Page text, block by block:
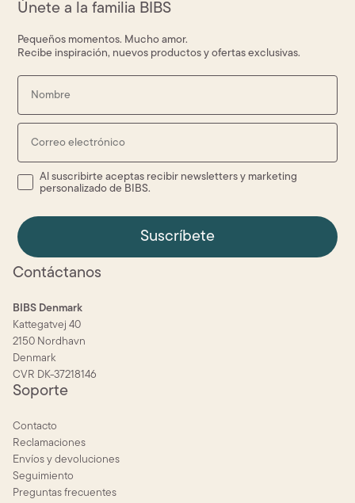
Contáctanos
BIBS Denmark
Kattegatvej 40
2150 Nordhavn
Denmark
CVR DK-37218146
Soporte
Contacto
Reclamaciones
Envíos y devoluciones
Seguimiento
Preguntas frecuentes
Únete a la familia BIBS
Pequeños momentos. Mucho amor.
Recibe inspiración, nuevos productos y ofertas exclusivas.
Name
Email
Al suscribirte aceptas recibir newsletters y marketing
Al suscribirte aceptas recibir newsletters y marketing
personalizado de BIBS.
Suscríbete